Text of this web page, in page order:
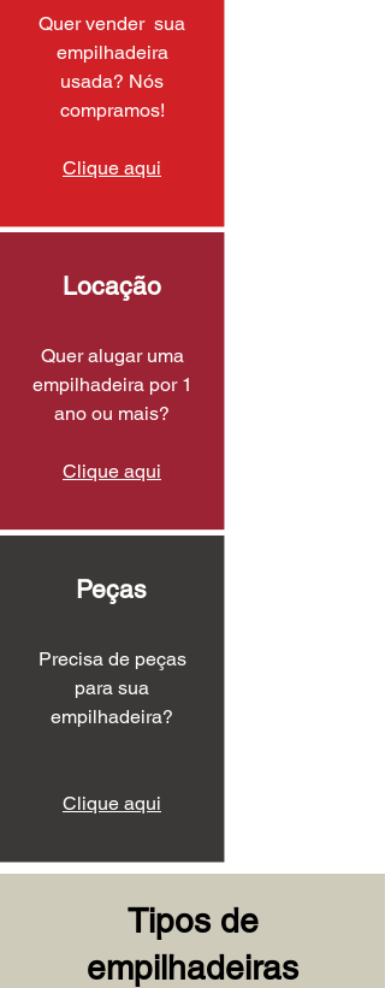
Quer vender sua
empilhadeira
usada? Nós
compramos!
Clique aqui
Locação
Quer alugar uma
empilhadeira por 1
ano ou mais?
Clique aqui
Peças
Precisa de peças
para sua
empilhadeira?
Clique aqui
Tipos de
empilhadeiras